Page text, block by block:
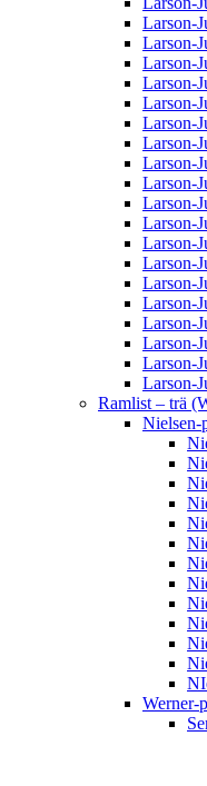
Larson-
Larson-
Larson-
Larson-
Larson-
Larson-
Larson-
Larson-
Larson-
Larson-
Larson-
Larson-
Larson-
Larson-
Larson-
Larson-
Larson-
Larson-
Larson-
Ramlist – trä
Nielsen-
Werner-